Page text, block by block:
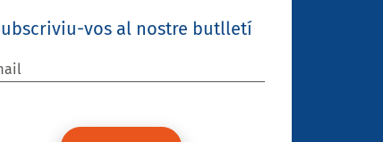
vos al nostre butlletí